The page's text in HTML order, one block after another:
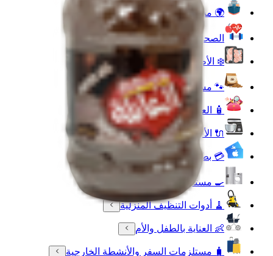
🌍 مستوردة لك
الصحة واللياقة البدنية
❄️ الأطعمة المجمدة
🐾 مستلزمات الحيوانات الأليفة
🧴 العناية بالجمال والعطورات
🔌 الأجهزة الالكترونية
💳 بطاقات رقمية
🍳 مستلزمات المنزل والمطبخ
🧹 أدوات التنظيف المنزلية
👶 العناية بالطفل والأم
🧳 مستلزمات السفر والأنشطة الخارجية